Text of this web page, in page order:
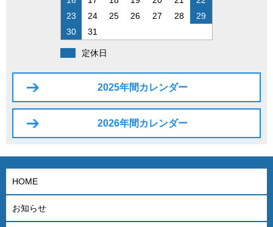
23
24 25 26 27 28
29
30
31
定休日
2025年間カレンダー
2026年間カレンダー
HOME
お知らせ